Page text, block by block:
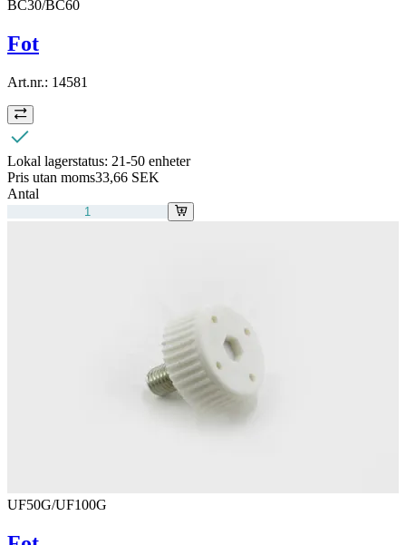
BC30/BC60
Fot
Art.nr.: 14581
Lokal lagerstatus: 21-50 enheter
Pris utan moms33,66 SEK
Antal
UF50G/UF100G